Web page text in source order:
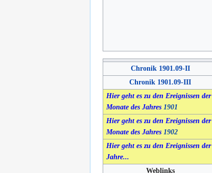
Chronik 1901.09-II
Chronik 1901.09-III
Hier geht es zu den Ereignissen der
Monate des Jahres 1901
Hier geht es zu den Ereignissen der
Monate des Jahres 1902
Hier geht es zu den Ereignissen der
Jahre...
Weblinks